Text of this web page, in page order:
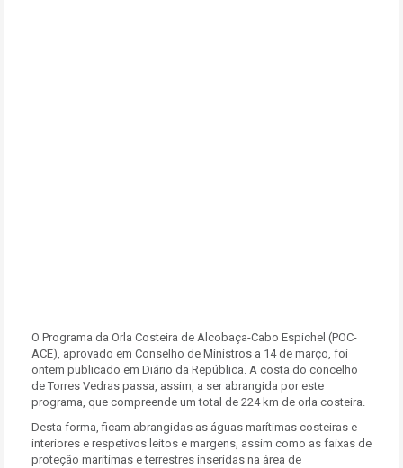
O Programa da Orla Costeira de Alcobaça-Cabo Espichel (POC-
ACE), aprovado em Conselho de Ministros a 14 de março, foi
ontem publicado em Diário da República. A costa do concelho
de Torres Vedras passa, assim, a ser abrangida por este
programa, que compreende um total de 224 km de orla costeira.
Desta forma, ficam abrangidas as águas marítimas costeiras e
interiores e respetivos leitos e margens, assim como as faixas de
proteção marítimas e terrestres inseridas na área de